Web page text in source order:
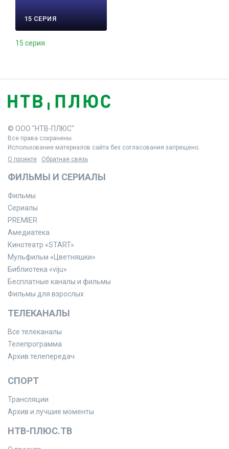
15 СЕРИЯ
15 серия
© ООО "НТВ-ПЛЮС"
Все права сохранены.
Использование материалов сайта без согласования запрещено.
О проекте
Обратная связь
ФИЛЬМЫ И СЕРИАЛЫ
Фильмы
Сериалы
PREMIER
Амедиатека
Кинотеатр «START»
Мульфильм «Цветняшки»
Библиотека «viju»
Бесплатные каналы и фильмы
Фильмы для взрослых
ТЕЛЕКАНАЛЫ
Все телеканалы
Телепрограмма
Архив телепередач
СПОРТ
Трансляции
Архив и лучшие моменты
НТВ-ПЛЮС.ТВ